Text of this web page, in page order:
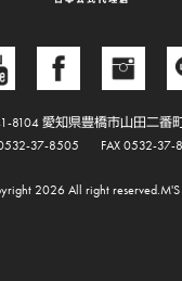
8104 愛知県豊橋市山田二番
37-8505
FAX 0532-37-
2026 All right reserved.M'S